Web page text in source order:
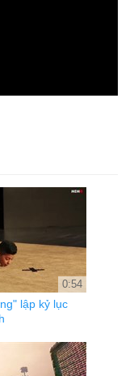
0:54
lập kỷ lục